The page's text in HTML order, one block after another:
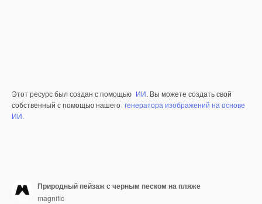
Этот ресурс был создан с помощью ИИ. Вы можете создать свой
собственный с помощью нашего генератора изображений на основе
ИИ.
Природный пейзаж с черным песком на пляже
magnific